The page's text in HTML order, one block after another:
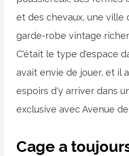
et des chevaux, une ville
garde-robe vintage
C'était le type d'espace
avait envie de jouer, et il
espoirs d'y arriver dans
exclusive avec Avenue de
Cage a